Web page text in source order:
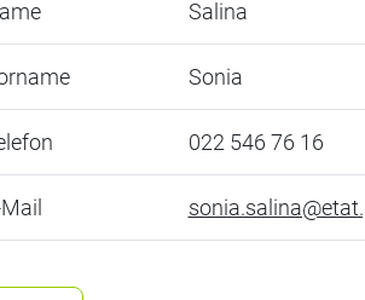
Salina
Sonia
022 546 76 16